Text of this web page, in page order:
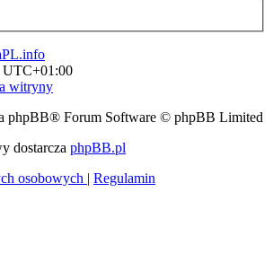
UTC+01:00
witryny
phpBB® Forum Software © phpBB Limited
dostarcza phpBB.pl
osobowych | Regulamin